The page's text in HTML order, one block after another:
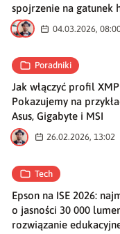
spojrzenie na gatunek
PM 04.03.2026,
Poradniki
Jak włączyć profil
Pokazujemy na
Asus, Gigabyte i MSI
M
26.02.2026, 13:02
Tech
Epson na ISE 2026:
o jasności 30 000
rozwiązanie